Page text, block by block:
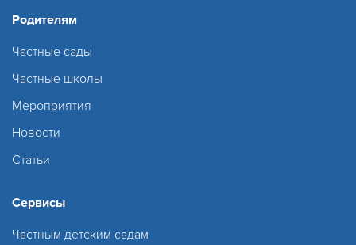
Родителям
Частные сады
Частные школы
Мероприятия
Новости
Статьи
Сервисы
Частным детским садам